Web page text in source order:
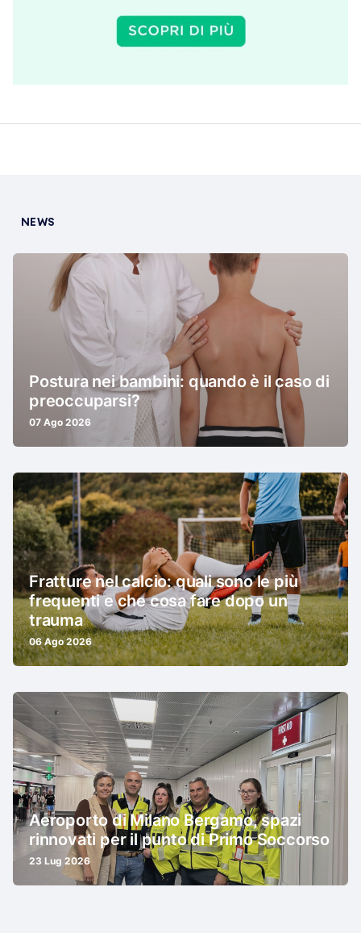
NEWS
Postura nei bambini: quando è il caso di
preoccuparsi?
07 Ago 2026
Fratture nel calcio: quali sono le più
frequenti e che cosa fare dopo un
trauma
06 Ago 2026
Aeroporto di Milano Bergamo, spazi
rinnovati per il punto di Primo Soccorso
23 Lug 2026